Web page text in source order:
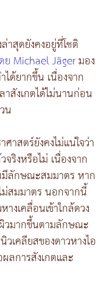
าสุดยังคงอยู่ที่โชติ
ย Michael Jägerมอง
ได้ยากขึ้น เนื่องจาก
สังเกตได้ไม่นานก่อน
น
าสตร์ยังคงไม่แน่ใจว่า
ริงหรือไม่ เนื่องจาก
มีลักษณะสมมาตร หาก
สมมาตร นอกจากนี้
างเคลื่อนเข้าใกล้ดวง
วมากขึ้นตามลักษณะ
เคลียสของดาวหางไอ
ลการสังเกตและ